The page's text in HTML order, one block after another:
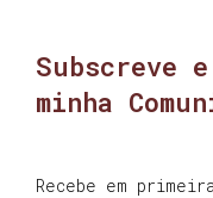
Subscreve
minha
Recebe em